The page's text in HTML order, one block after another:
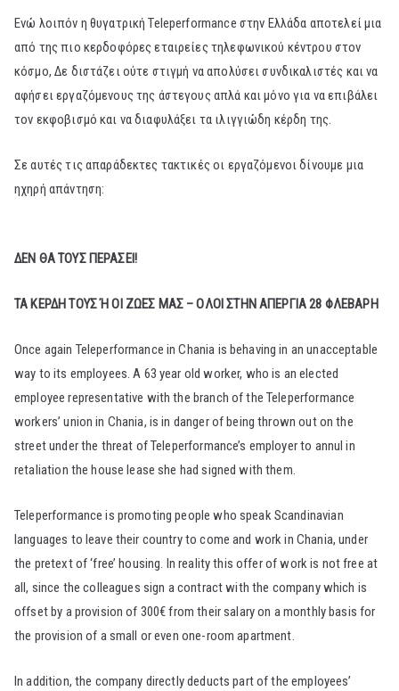
Ενώ λοιπόν η θυγατρική Teleperformance στην Ελλάδα αποτελεί μια
από της πιο κερδοφόρες εταιρείες τηλεφωνικού κέντρου στον
κόσμο, Δε διστάζει ούτε στιγμή να απολύσει συνδικαλιστές και να
αφήσει εργαζόμενους της άστεγους απλά και μόνο για να επιβάλει
τον εκφοβισμό και να διαφυλάξει τα ιλιγγιώδη κέρδη της.
Σε αυτές τις απαράδεκτες τακτικές οι εργαζόμενοι δίνουμε μια
ηχηρή απάντηση:
ΔΕΝ ΘΑ ΤΟΥΣ ΠΕΡΑΣΕΙ!
ΤΑ ΚΕΡΔΗ ΤΟΥΣ Ή ΟΙ ΖΩΕΣ ΜΑΣ – ΟΛΟΙ ΣΤΗΝ ΑΠΕΡΓΙΑ 28 ΦΛΕΒΑΡΗ
Once again Teleperformance in Chania is behaving in an unacceptable
way to its employees. A 63 year old worker, who is an elected
employee representative with the branch of the Teleperformance
workers’ union in Chania, is in danger of being thrown out on the
street under the threat of Teleperformance’s employer to annul in
retaliation the house lease she had signed with them.
Teleperformance is promoting people who speak Scandinavian
languages to leave their country to come and work in Chania, under
the pretext of ‘free’ housing. In reality this offer of work is not free at
all, since the colleagues sign a contract with the company which is
offset by a provision of 300€ from their salary on a monthly basis for
the provision of a small or even one-room apartment.
In addition, the company directly deducts part of the employees’